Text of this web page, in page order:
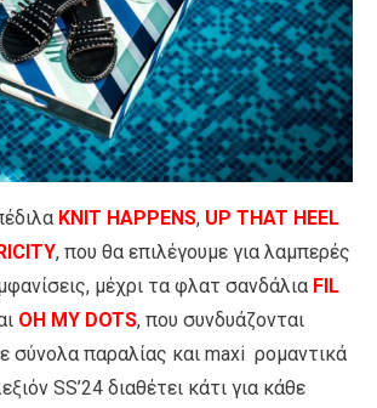
KNIT HAPPENS, UP THAT HEEL
, που θα επιλέγουμε για λαμπερές
μέχρι τα φλατ σανδάλια FIL
OH MY DOTS, που συνδυάζονται
σύνολα παραλίας και maxi ρομαντικά
SS’24 διαθέτει κάτι για κάθε